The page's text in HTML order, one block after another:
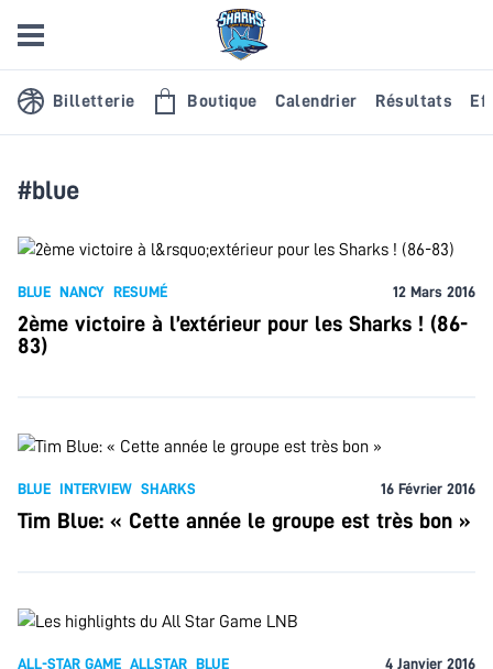
Billetterie Boutique Calendrier Résultats
#blue
BLUE NANCY RESUMÉ 12 Mars 2016
2ème victoire à l’extérieur pour les Sharks ! (86-
83)
BLUE INTERVIEW SHARKS 16 Février 2016
Tim Blue: « Cette année le groupe est très bon »
ALL-STAR GAME ALLSTAR BLUE 4 Janvier 2016